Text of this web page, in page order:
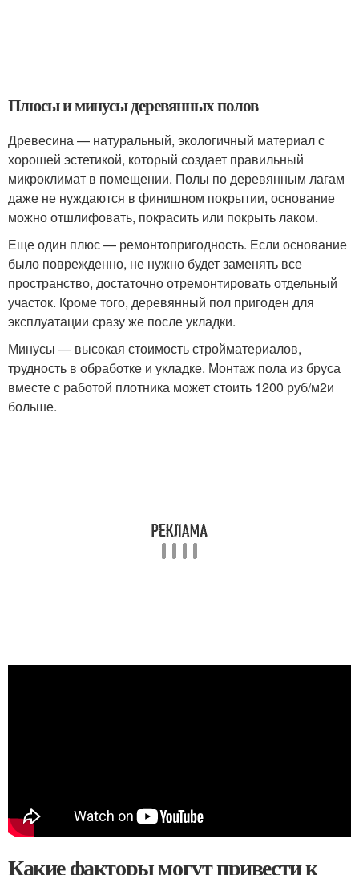
Плюсы и минусы деревянных полов
Древесина — натуральный, экологичный материал с
хорошей эстетикой, который создает правильный
микроклимат в помещении. Полы по деревянным лагам
даже не нуждаются в финишном покрытии, основание
можно отшлифовать, покрасить или покрыть лаком.
Еще один плюс — ремонтопригодность. Если основание
было поврежденно, не нужно будет заменять все
пространство, достаточно отремонтировать отдельный
участок. Кроме того, деревянный пол пригоден для
эксплуатации сразу же после укладки.
Минусы — высокая стоимость стройматериалов,
трудность в обработке и укладке. Монтаж пола из бруса
вместе с работой плотника может стоить 1200 руб/м2и
больше.
Какие факторы могут привести к